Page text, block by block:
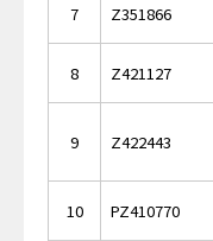
7 Z351866
8 Z421127
9 Z422443
10 PZ410770